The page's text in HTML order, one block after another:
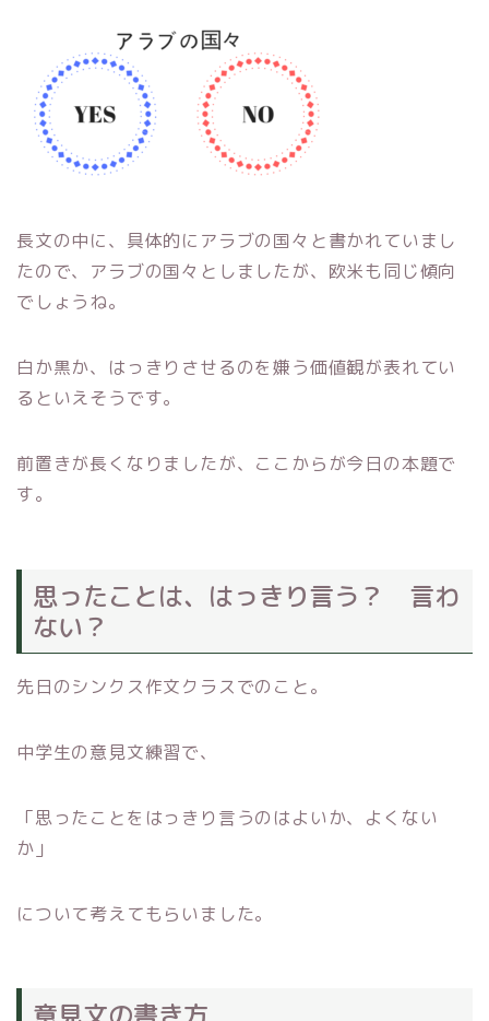
長文の中に、具体的にアラブの国々と書かれていまし
たので、アラブの国々としましたが、欧米も同じ傾向
でしょうね。
白か黒か、はっきりさせるのを嫌う価値観が表れてい
るといえそうです。
前置きが長くなりましたが、ここからが今日の本題で
す。
思ったことは、はっきり言う？ 言わ
ない？
先日のシンクス作文クラスでのこと。
中学生の意見文練習で、
「思ったことをはっきり言うのはよいか、よくない
か」
について考えてもらいました。